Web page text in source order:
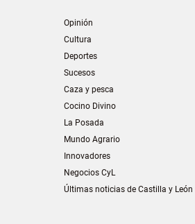
Opinión
Cultura
Deportes
Sucesos
Caza y pesca
Cocino Divino
La Posada
Mundo Agrario
Innovadores
Negocios CyL
Últimas noticias de Castilla y León